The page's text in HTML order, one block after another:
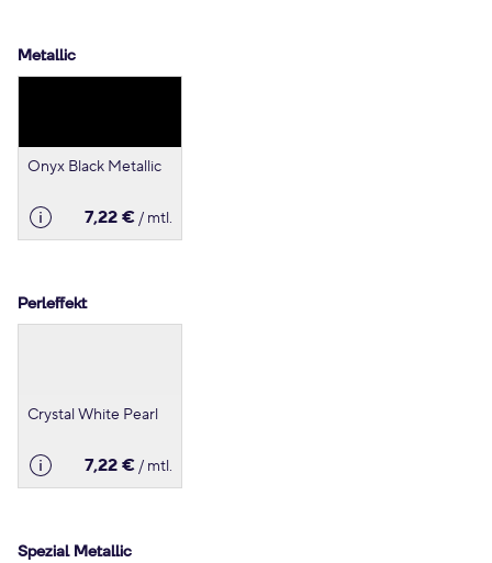
Metallic
Onyx Black Metallic
7,22 €/ mtl.
Perleffekt
Crystal White Pearl
7,22 €/ mtl.
Spezial Metallic